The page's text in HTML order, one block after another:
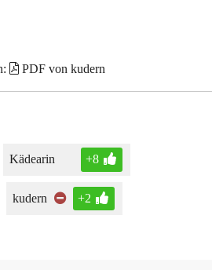
PDF von kudern
Kädearin +8
kudern +2